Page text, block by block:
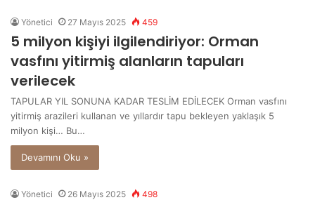
Yönetici 27 Mayıs 2025 459
5 milyon kişiyi ilgilendiriyor: Orman
vasfını yitirmiş alanların tapuları
verilecek
TAPULAR YIL SONUNA KADAR TESLİM EDİLECEK Orman vasfını
yitirmiş arazileri kullanan ve yıllardır tapu bekleyen yaklaşık 5
milyon kişi… Bu…
Devamını Oku »
Yönetici 26 Mayıs 2025 498